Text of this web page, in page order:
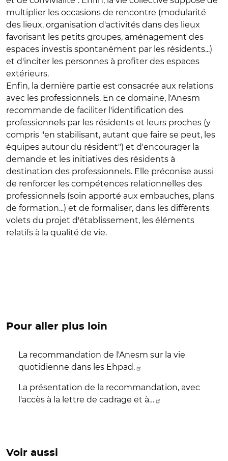
multiplier les occasions de rencontre (modularité
des lieux, organisation d'activités dans des lieux
favorisant les petits groupes, aménagement des
espaces investis spontanément par les résidents...)
et d'inciter les personnes à profiter des espaces
extérieurs.
Enfin, la dernière partie est consacrée aux relations
avec les professionnels. En ce domaine, l'Anesm
recommande de faciliter l'identification des
professionnels par les résidents et leurs proches (y
compris "en stabilisant, autant que faire se peut, les
équipes autour du résident") et d'encourager la
demande et les initiatives des résidents à
destination des professionnels. Elle préconise aussi
de renforcer les compétences relationnelles des
professionnels (soin apporté aux embauches, plans
de formation...) et de formaliser, dans les différents
volets du projet d'établissement, les éléments
relatifs à la qualité de vie.
Pour aller plus loin
La recommandation de l'Anesm sur la vie
quotidienne dans les Ehpad.
La présentation de la recommandation, avec
l'accès à la lettre de cadrage et à…
Voir aussi